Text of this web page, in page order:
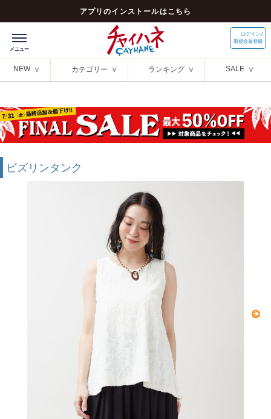
アプリのインストールはこちら
ログイン /
新規会員登録
NEW カテゴリー ランキング SALE
ビズリンタンク